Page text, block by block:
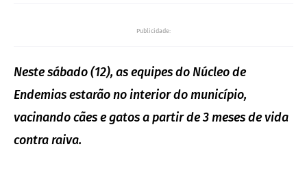
Publicidade:
Neste sábado (12), as equipes do Núcleo de
Endemias estarão no interior do município,
vacinando cães e gatos a partir de 3 meses de vida
contra raiva.